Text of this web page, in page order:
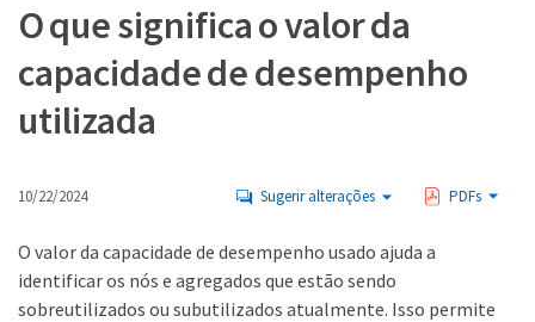
O que significa o valor da
capacidade de desempenho
utilizada
10/22/2024 Sugerir alterações PDFs
O valor da capacidade de desempenho usado ajuda a
identificar os nós e agregados que estão sendo
sobreutilizados ou subutilizados atualmente. Isso permite